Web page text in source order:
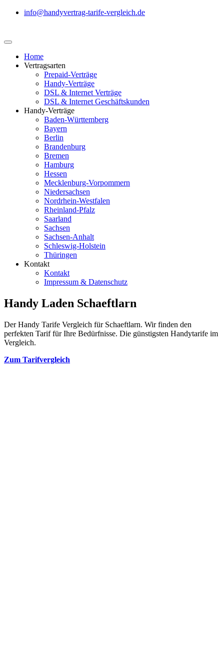
info@handyvertrag-tarife-vergleich.de
Home
Vertragsarten
Prepaid-Verträge
Handy-Verträge
DSL & Internet Verträge
DSL & Internet Geschäftskunden
Handy-Verträge
Baden-Württemberg
Bayern
Berlin
Brandenburg
Bremen
Hamburg
Hessen
Mecklenburg-Vorpommern
Niedersachsen
Nordrhein-Westfalen
Rheinland-Pfalz
Saarland
Sachsen
Sachsen-Anhalt
Schleswig-Holstein
Thüringen
Kontakt
Kontakt
Impressum & Datenschutz
Handy Laden Schaeftlarn
Der Handy Tarife Vergleich für Schaeftlarn. Wir finden den
perfekten Tarif für Ihre Bedürfnisse. Die günstigsten Handytarife im
Vergleich.
Zum Tarifvergleich